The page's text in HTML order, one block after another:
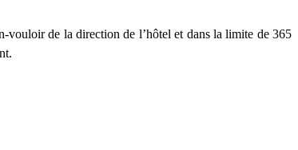
vouloir de la direction de l’hôtel et dans la limite de 365